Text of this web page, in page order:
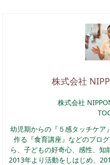
株式会社
株式会社
幼児期からの『５感タッチケア
作る『食育講座』などのプロ
ら、子どもの好奇心、感性、知
2013年より活動をしはじめ、